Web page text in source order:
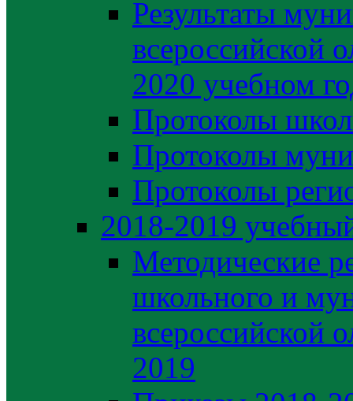
Результаты
всероссийской
2020 учебном
Протоколы
Протоколы
Протоколы
2018-2019
Методические
школьного и
всероссийской
2019